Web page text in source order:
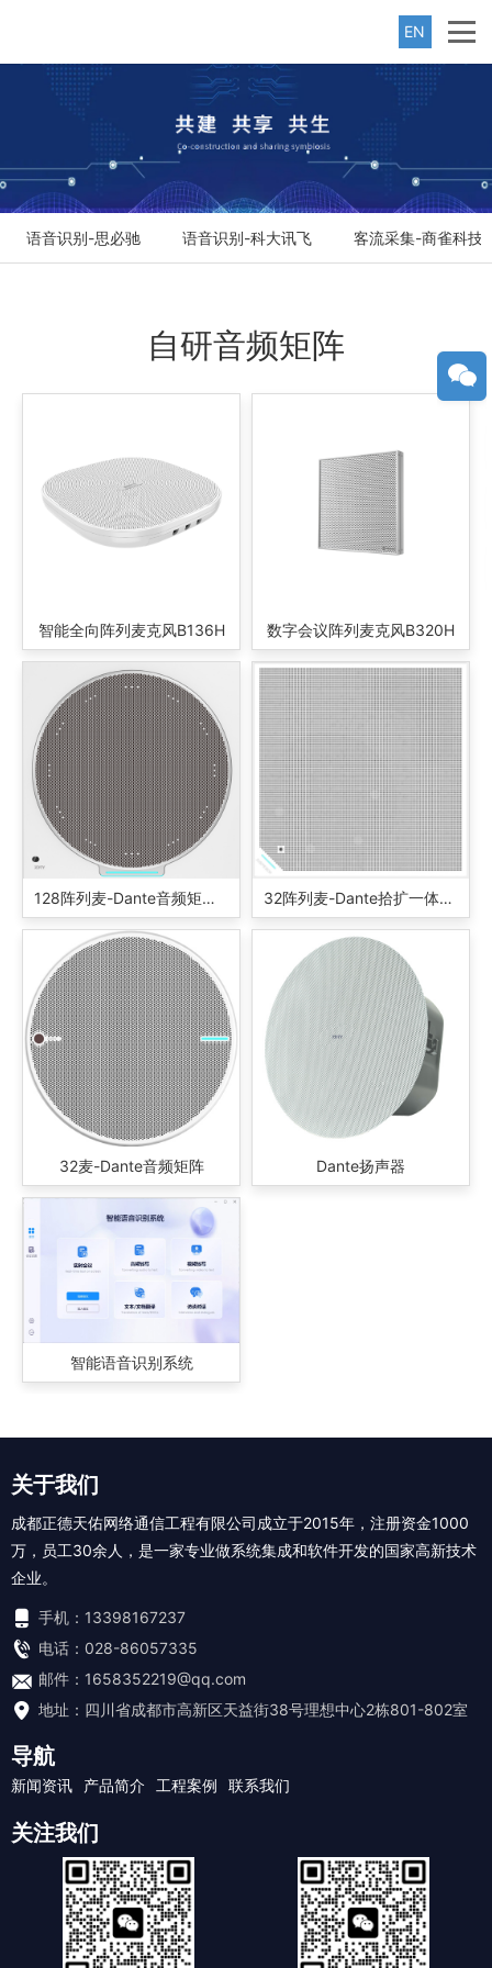
EN
语音识别-思必驰 语音识别-科大讯飞 客流采集-商雀科技
自研音频矩阵
智能全向阵列麦克风B136H 数字会议阵列麦克风B320H
128阵列麦-Dante音频矩阵ZDTY-XDM-601 32阵列麦-Dante拾扩一体音频矩阵
32麦-Dante音频矩阵 Dante扬声器
智能语音识别系统
关于我们
成都正德天佑网络通信工程有限公司成立于2015年，注册资金1000
万，员工30余人，是一家专业做系统集成和软件开发的国家高新技术
企业。
手机：13398167237
电话：028-86057335
邮件：1658352219@qq.com
地址：四川省成都市高新区天益街38号理想中心2栋801-802室
导航
新闻资讯 产品简介 工程案例 联系我们
关注我们